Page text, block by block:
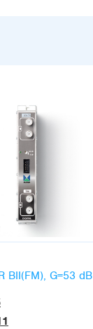
BII(FM), G=53 dB